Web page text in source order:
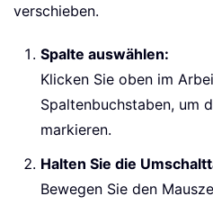
verschieben.
Spalte auswählen:
Klicken Sie oben im
Spaltenbuchstaben, um
markieren.
Halten Sie die
Bewegen Sie den